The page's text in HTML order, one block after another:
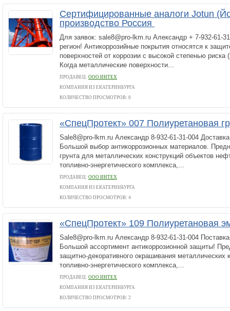
Сертифицированные аналоги Jotun
производство Россия
Для заявок: sale8@pro-lkm.ru Александр + 7-932-61-
регион! Антикоррозийные покрытия относятся к
поверхностей от коррозии с высокой степенью риска
Когда металлические поверхности...
ПРОДАВЕЦ: ООО ИНТЕХ
КОМПАНИЯ ИЗ ЕКАТЕРИНБУРГА
КОЛИЧЕСТВО ПРОСМОТРОВ: 0
«СпецПротект» 007 Полиуретановая
Sale8@pro-lkm.ru Александр 8-932-61-31-004
Большой выбор антикоррозионных материалов.
грунта для металлических конструкций объектов
топливно-энергетического комплекса,...
ПРОДАВЕЦ: ООО ИНТЕХ
КОМПАНИЯ ИЗ ЕКАТЕРИНБУРГА
КОЛИЧЕСТВО ПРОСМОТРОВ: 4
«СпецПротект» 109 Полиуретановая
Sale8@pro-lkm.ru Александр 8-932-61-31-004
Большой ассортимент антикоррозионной защиты!
защитно-декоративного окрашивания металлических
топливно-энергетического комплекса,...
ПРОДАВЕЦ: ООО ИНТЕХ
КОМПАНИЯ ИЗ ЕКАТЕРИНБУРГА
КОЛИЧЕСТВО ПРОСМОТРОВ: 2